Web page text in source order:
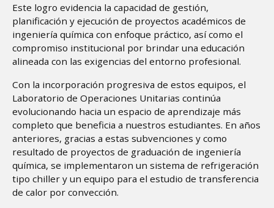
Este logro evidencia la capacidad de gestión,
planificación y ejecución de proyectos académicos de
ingeniería química con enfoque práctico, así como el
compromiso institucional por brindar una educación
alineada con las exigencias del entorno profesional.
Con la incorporación progresiva de estos equipos, el
Laboratorio de Operaciones Unitarias continúa
evolucionando hacia un espacio de aprendizaje más
completo que beneficia a nuestros estudiantes. En años
anteriores, gracias a estas subvenciones y como
resultado de proyectos de graduación de ingeniería
química, se implementaron un sistema de refrigeración
tipo chiller y un equipo para el estudio de transferencia
de calor por convección.